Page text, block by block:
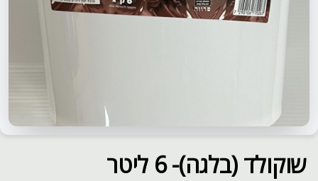
שוקולד (בלגה)- 6 ליטר